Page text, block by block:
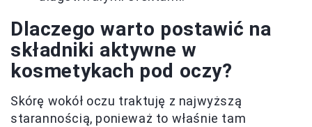
Dlaczego warto postawić na
składniki aktywne w
kosmetykach pod oczy?
Skórę wokół oczu traktuję z najwyższą
starannością, ponieważ to właśnie tam